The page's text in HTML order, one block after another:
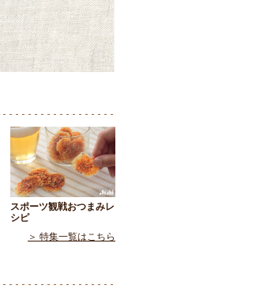
スポーツ観戦おつまみレ
シピ
＞ 特集一覧はこちら